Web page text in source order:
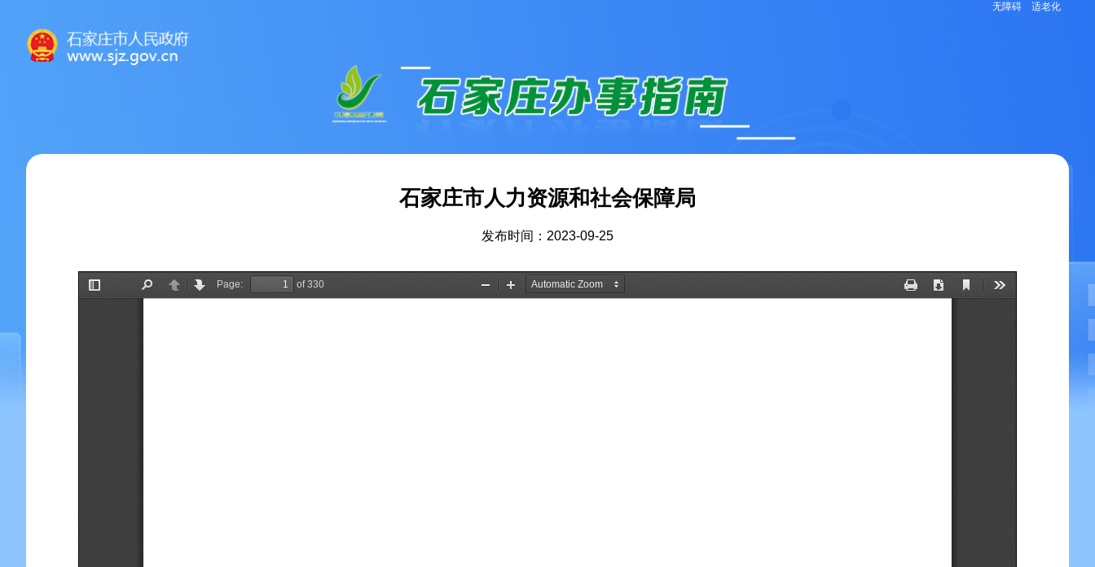
无障碍 适老化
石家庄市人力资源和社会保障局
发布时间：2023-09-25